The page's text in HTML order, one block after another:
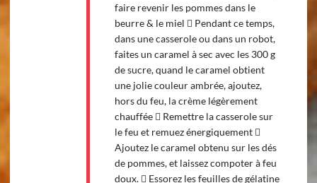
faire revenir les pommes dans le
beurre & le miel  Pendant ce temps,
dans une casserole ou dans un robot,
faites un caramel à sec avec les 300 g
de sucre, quand le caramel obtient
une jolie couleur ambrée, ajoutez,
hors du feu, la crème légèrement
chauffée  Remettre la casserole sur
le feu et remuez énergiquement 
Ajoutez le caramel obtenu sur les dés
de pommes, et laissez compoter à feu
doux.  Essorez les feuilles de gélatine